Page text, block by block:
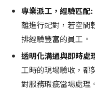
專業派工，經驗匹配:
離進行配對，若空間
排經驗豐富的員工。
透明化溝通與即時處
工時的現場驗收，都
對服務瑕疵當場處理